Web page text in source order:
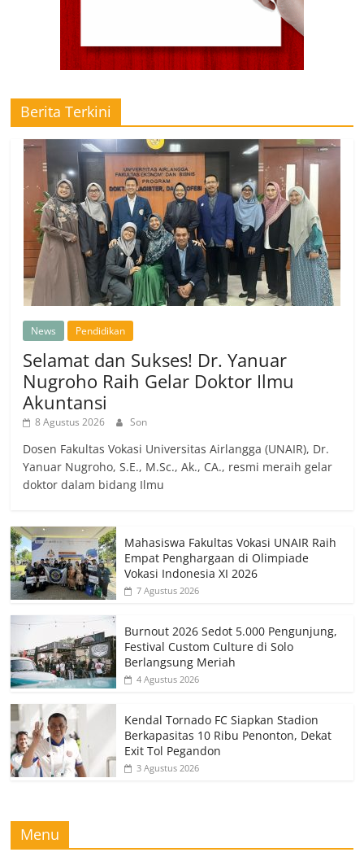
Berita Terkini
News Pendidikan
Selamat dan Sukses! Dr. Yanuar
Nugroho Raih Gelar Doktor Ilmu
Akuntansi
8 Agustus 2026 Son
Dosen Fakultas Vokasi Universitas Airlangga (UNAIR), Dr.
Yanuar Nugroho, S.E., M.Sc., Ak., CA., resmi meraih gelar
doktor dalam bidang Ilmu
Mahasiswa Fakultas Vokasi UNAIR Raih
Empat Penghargaan di Olimpiade
Vokasi Indonesia XI 2026
7 Agustus 2026
Burnout 2026 Sedot 5.000 Pengunjung,
Festival Custom Culture di Solo
Berlangsung Meriah
4 Agustus 2026
Kendal Tornado FC Siapkan Stadion
Berkapasitas 10 Ribu Penonton, Dekat
Exit Tol Pegandon
3 Agustus 2026
Menu